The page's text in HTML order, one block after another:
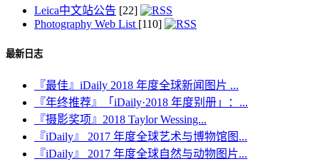
Leica中文站公告 [22]
Photography Web List [110]
最新日志
『最佳』iDaily 2018 年度全球新闻图片 ...
『年终推荐』「iDaily·2018 年度别册」：...
『摄影奖项』2018 Taylor Wessing...
『iDaily』 2017 年度全球艺术与博物馆图...
『iDaily』 2017 年度全球自然与动物图片...